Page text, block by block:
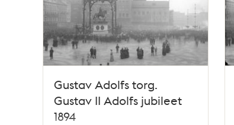
Gustav Adolfs torg.
Gustav II Adolfs jubileet
1894